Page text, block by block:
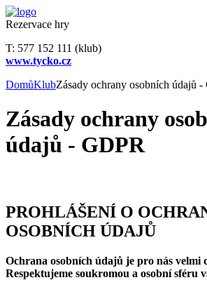
Rezervace hry
T: 577 152 111 (klub)
www.tycko.cz
DomůKlubZásady ochrany osobních údajů -
Zásady ochrany
údajů - GDPR
PROHLÁŠENÍ O
OSOBNÍCH ÚDAJŮ
Ochrana osobních údajů je pro nás velmi
Respektujeme soukromou a osobní sféru